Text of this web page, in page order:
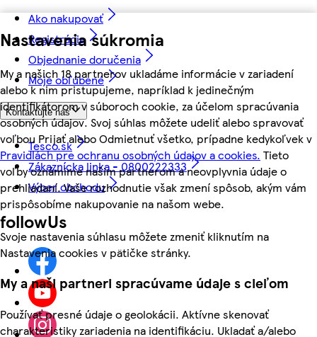
Nastavenia súkromia
My a našich 18 partnerov ukladáme informácie v zariadení
alebo k nim pristupujeme, napríklad k jedinečným
identifikátorom v súboroch cookie, za účelom spracúvania
osobných údajov. Svoj súhlas môžete udeliť alebo spravovať
voľbou Prijať alebo Odmietnuť všetko, prípadne kedykoľvek v
Pravidlách pre ochranu osobných údajov a cookies. Tieto
voľby oznámime našim partnerom a neovplyvnia údaje o
prehliadaní. Vaše rozhodnutie však zmení spôsob, akým vám
prispôsobíme nakupovanie na našom webe.
Svoje nastavenia súhlasu môžete zmeniť kliknutím na
Nastavenia cookies v pätičke stránky.
My a naši partneri spracúvame údaje s cieľom
Používať presné údaje o geolokácii. Aktívne skenovať
charakteristiky zariadenia na identifikáciu. Ukladať a/alebo
Ako nakupovať
Registrácia
Objednanie doručenia
Moje obľúbené
Kontaktujte nás
Tesco.sk
Zákaznícka linka - 0800222333
Výber obchodu
followUs